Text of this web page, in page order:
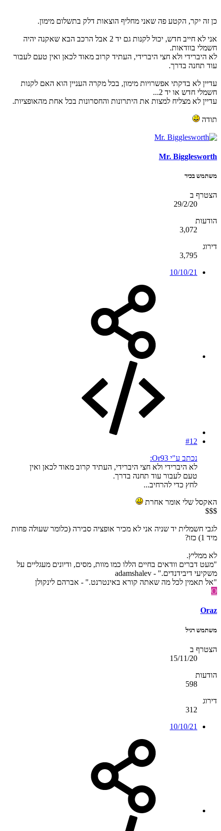
כן זה יקר, הקטע פה שאני מחליף הוצאות דלק בתשלום מימון.
אני לא חייב חדש, יכול לקנות גם יד 2 אבל הרכב הבא שאקנה יהיה
חשמלי בוודאות.
לא היברידי ולא חצי היברידי, העתיד קרוב מאוד לכאן ואין טעם לעבור
עוד תחנה בדרך.
עדיין לא בדקתי אפשרויות מימון, בכל מקרה העניין הוא האם לקנות
חשמלי חדש או יד 2...
עדיין לא מצליח למצות את היתרונות והחסרונות בכל אחת מהאופציות.
תודה
Mr. Bigglesworth
משתמש בכיר
הצטרף ב
29/2/20
הודעות
3,072
דירוג
3,795
10/10/21
#12
נכתב ע"י Or93:
לא היברידי ולא חצי היברידי, העתיד קרוב מאוד לכאן ואין
טעם לעבור עוד תחנה בדרך.
לחץ כדי להרחיב...
האקסל שלי אומר אחרת
$$$
לגבי חשמלית יד שניה אני לא מכיר אופציה סבירה (כלומר שעולה פחות
מיד 1) כזו?
לא ממליץ.
"מעט דברים וודאים בחיים הללו כמו מוות, מסים, ודיונים מעגליים על
משקיעי דיבידנדים." - adamshalev
"אל תאמין לכל מה שאתה קורא באינטרנט." - אברהם לינקולן
O
Oraz
משתמש רגיל
הצטרף ב
15/11/20
הודעות
598
דירוג
312
10/10/21